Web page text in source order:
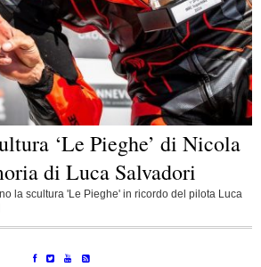
‘Le Pieghe’ di Nicola
di Luca Salvadori
la scultura 'Le Pieghe' in ricordo del pilota Luca